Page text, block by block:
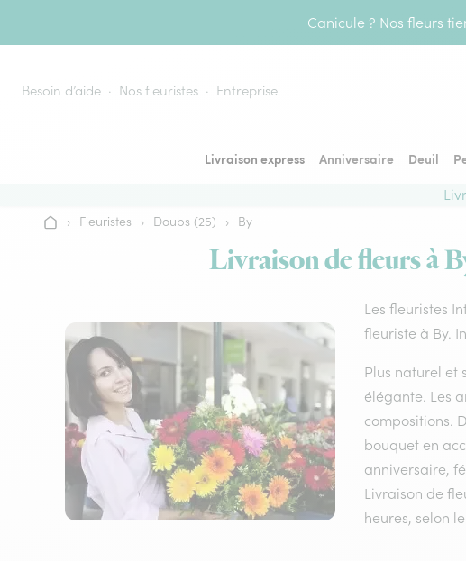
Canicule ? Nos fleurs
Besoin d’aide Nos fleuristes Entreprise
Livraison express Anniversaire Deuil
Accueil
› Fleuristes › Doubs (25) › By
Livraison de fleurs à
Les fleuristes
fleuriste à By.
Plus naturel et
élégante. Les
compositions.
bouquet en
anniversaire,
Livraison de
heures, selon